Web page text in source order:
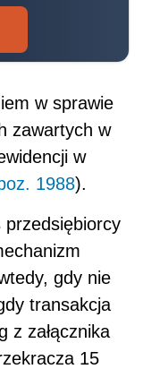
w sprawie
zawartych w
w
1988).
gdy nie
transakcja
z załącznika
15